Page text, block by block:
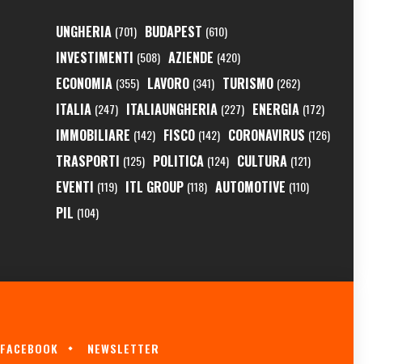
UNGHERIA (701) BUDAPEST (610)
INVESTIMENTI (508) AZIENDE (420)
ECONOMIA (355) LAVORO (341) TURISMO (262)
ITALIA (247) ITALIAUNGHERIA (227) ENERGIA (172)
IMMOBILIARE (142) FISCO (142) CORONAVIRUS (126)
TRASPORTI (125) POLITICA (124) CULTURA (121)
EVENTI (119) ITL GROUP (118) AUTOMOTIVE (110)
PIL (104)
FACEBOOK NEWSLETTER